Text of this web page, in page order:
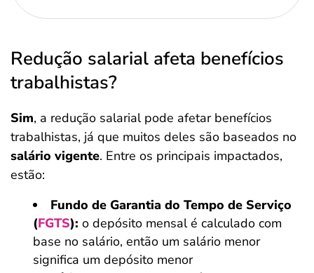
Redução salarial afeta benefícios
trabalhistas?
Sim, a redução salarial pode afetar benefícios
trabalhistas, já que muitos deles são baseados no
salário vigente. Entre os principais impactados,
estão:
Fundo de Garantia do Tempo de Serviço
(FGTS): o depósito mensal é calculado com
base no salário, então um salário menor
significa um depósito menor